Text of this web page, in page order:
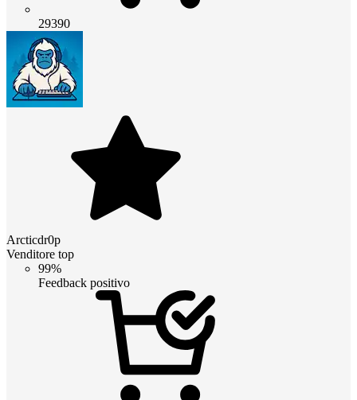
29390
Arcticdr0p
Venditore top
99%
Feedback positivo